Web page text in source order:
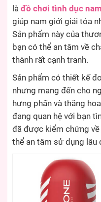
là đồ chơi tình dục nam
giúp nam giới giải tỏa
Sản phẩm này của
bạn có thể an tâm về
thành rất cạnh tranh.
Sản phẩm có thiết kế
nhưng mang đến cho
hưng phấn và thăng
đang quan hệ với bạn
đã được kiểm chứng
thể an tâm sử dụng lâu